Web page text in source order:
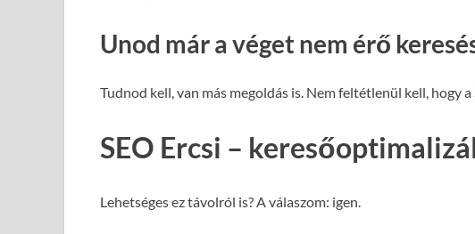
Unod már a véget nem érő
Tudnod kell, van más megoldás is. Nem feltétlenül kell, hogy a
SEO Ercsi –
Lehetséges ez távolról is? A válaszom: igen.